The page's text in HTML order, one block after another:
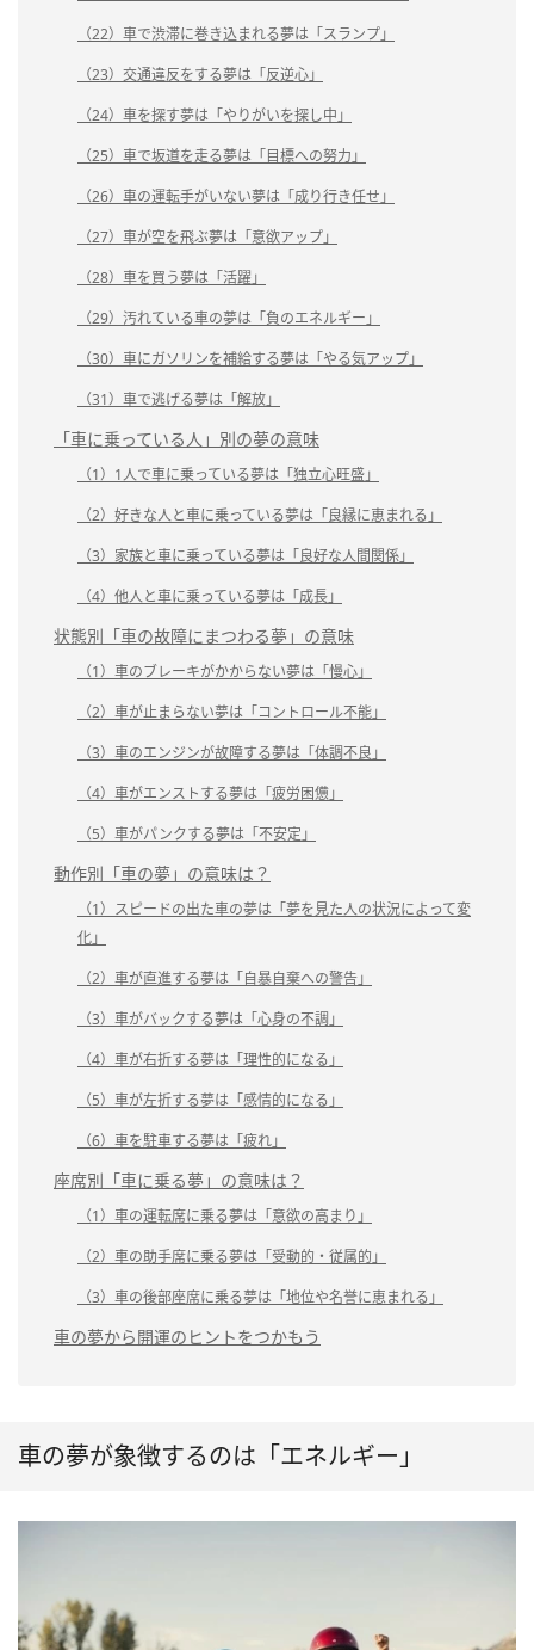
（22）車で渋滞に巻き込まれる夢は「スランプ」
（23）交通違反をする夢は「反逆心」
（24）車を探す夢は「やりがいを探し中」
（25）車で坂道を走る夢は「目標への努力」
（26）車の運転手がいない夢は「成り行き任せ」
（27）車が空を飛ぶ夢は「意欲アップ」
（28）車を買う夢は「活躍」
（29）汚れている車の夢は「負のエネルギー」
（30）車にガソリンを補給する夢は「やる気アップ」
（31）車で逃げる夢は「解放」
「車に乗っている人」別の夢の意味
（1）1人で車に乗っている夢は「独立心旺盛」
（2）好きな人と車に乗っている夢は「良縁に恵まれる」
（3）家族と車に乗っている夢は「良好な人間関係」
（4）他人と車に乗っている夢は「成長」
状態別「車の故障にまつわる夢」の意味
（1）車のブレーキがかからない夢は「慢心」
（2）車が止まらない夢は「コントロール不能」
（3）車のエンジンが故障する夢は「体調不良」
（4）車がエンストする夢は「疲労困憊」
（5）車がパンクする夢は「不安定」
動作別「車の夢」の意味は？
（1）スピードの出た車の夢は「夢を見た人の状況によって変
化」
（2）車が直進する夢は「自暴自棄への警告」
（3）車がバックする夢は「心身の不調」
（4）車が右折する夢は「理性的になる」
（5）車が左折する夢は「感情的になる」
（6）車を駐車する夢は「疲れ」
座席別「車に乗る夢」の意味は？
（1）車の運転席に乗る夢は「意欲の高まり」
（2）車の助手席に乗る夢は「受動的・従属的」
（3）車の後部座席に乗る夢は「地位や名誉に恵まれる」
車の夢から開運のヒントをつかもう
車の夢が象徴するのは「エネルギー」